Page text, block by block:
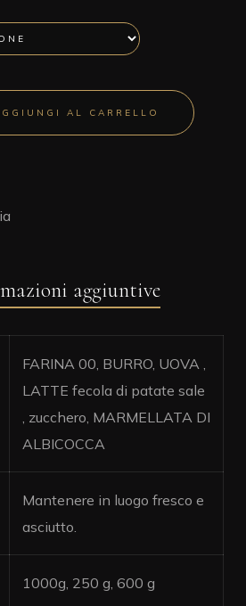
AL CARRELLO
aggiuntive
FARINA 00, BURRO, UOVA ,
LATTE fecola di patate sale
, zucchero, MARMELLATA DI
ALBICOCCA
Mantenere in luogo fresco e
asciutto.
1000g, 250 g, 600 g